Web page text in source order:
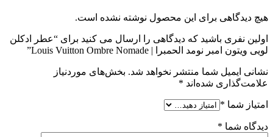
هیچ دیدگاهی برای این محصول نوشته نشده است.
اولین نفری باشید که دیدگاهی را ارسال می کنید برای “عطر ادکلن
لویی ویتون امبر نومد الحمبرا | Louis Vuitton Ombre Nomade”
نشانی ایمیل شما منتشر نخواهد شد. بخش‌های موردنیاز
علامت‌گذاری شده‌اند *
امتیاز شما *
دیدگاه شما *